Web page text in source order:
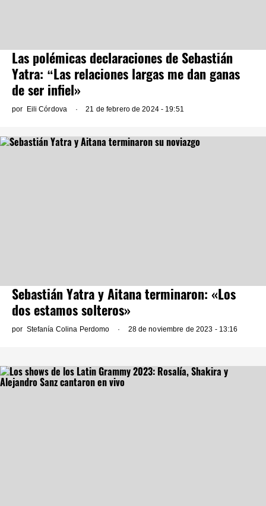
Las polémicas declaraciones de Sebastián
Yatra: “Las relaciones largas me dan ganas
de ser infiel»
por Eili Córdova 21 de febrero de 2024 - 19:51
Sebastián Yatra y Aitana terminaron: «Los
dos estamos solteros»
por Stefanía Colina Perdomo 28 de noviembre de 2023 - 13:16